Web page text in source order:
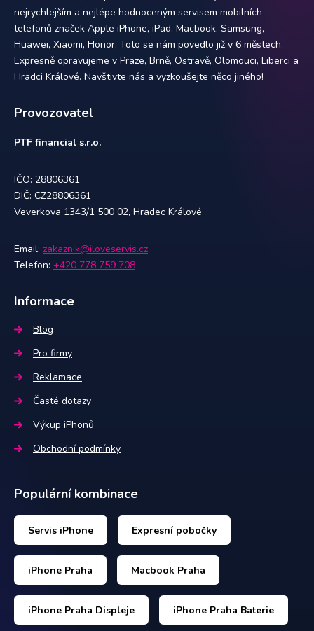
nejrychlejším a nejlépe hodnoceným servisem mobilních
telefonů značek Apple iPhone, iPad, Macbook, Samsung,
Huawei, Xiaomi, Honor. Toto se nám povedlo již v 6 městech.
Expresně opravujeme v Praze, Brně, Ostravě, Olomouci, Liberci a
Hradci Králové. Navštivte nás a vyzkoušejte něco jiného!
Provozovatel
PTF financial s.r.o.
IČO: 28806361
DIČ: CZ28806361
Veverkova 1343/1 500 02, Hradec Králové
Email: zakaznik@iloveservis.cz
Telefon: +420 778 759 708
Informace
Blog
Pro firmy
Reklamace
Časté dotazy
Výkup iPhonů
Obchodní podmínky
Populární kombinace
Servis iPhone Expresní pobočky
iPhone Praha Macbook Praha
iPhone Praha Displeje iPhone Praha Baterie